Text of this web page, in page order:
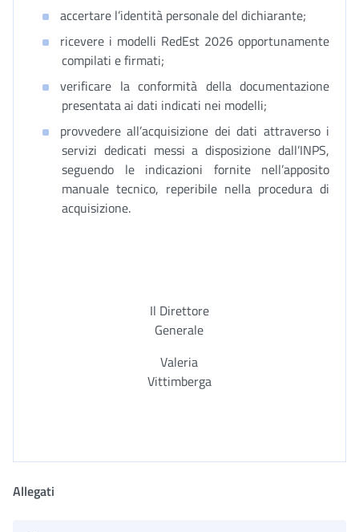
accertare l’identità personale del dichiarante;
ricevere i modelli RedEst 2026 opportunamente
compilati e firmati;
verificare la conformità della documentazione
presentata ai dati indicati nei modelli;
provvedere all’acquisizione dei dati attraverso i
servizi dedicati messi a disposizione dall’INPS,
seguendo le indicazioni fornite nell’apposito
manuale tecnico, reperibile nella procedura di
acquisizione.
Il Direttore
Generale
Valeria
Vittimberga
Allegati